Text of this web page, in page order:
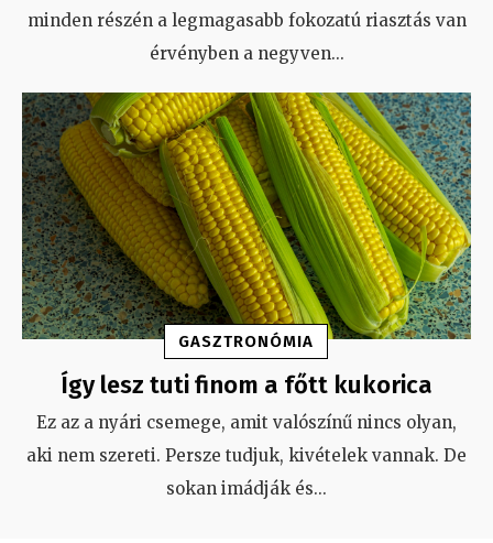
minden részén a legmagasabb fokozatú riasztás van
érvényben a negyven...
GASZTRONÓMIA
Így lesz tuti finom a főtt kukorica
Ez az a nyári csemege, amit valószínű nincs olyan,
aki nem szereti. Persze tudjuk, kivételek vannak. De
sokan imádják és...